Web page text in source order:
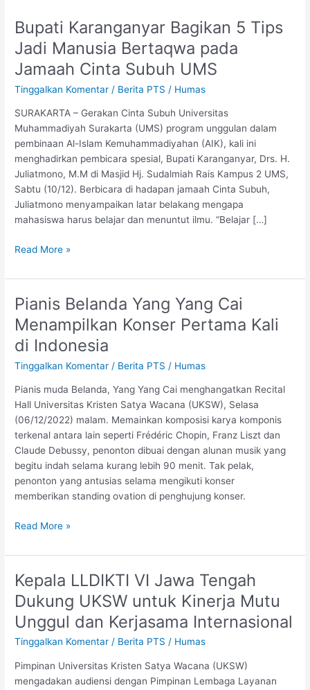
Bupati Karanganyar Bagikan 5 Tips
Jadi Manusia Bertaqwa pada
Jamaah Cinta Subuh UMS
Tinggalkan Komentar / Berita PTS / Humas
SURAKARTA – Gerakan Cinta Subuh Universitas
Muhammadiyah Surakarta (UMS) program unggulan dalam
pembinaan Al-Islam Kemuhammadiyahan (AIK), kali ini
menghadirkan pembicara spesial, Bupati Karanganyar, Drs. H.
Juliatmono, M.M di Masjid Hj. Sudalmiah Rais Kampus 2 UMS,
Sabtu (10/12). Berbicara di hadapan jamaah Cinta Subuh,
Juliatmono menyampaikan latar belakang mengapa
mahasiswa harus belajar dan menuntut ilmu. “Belajar […]
Bupati
Karanganyar
Bagikan
5
Tips
Manusia
Bertaqwa
pada
Jamaah
Cinta
Subuh
UMS
Read More »
Pianis Belanda Yang Yang Cai
Menampilkan Konser Pertama Kali
di Indonesia
Tinggalkan Komentar / Berita PTS / Humas
Pianis muda Belanda, Yang Yang Cai menghangatkan Recital
Hall Universitas Kristen Satya Wacana (UKSW), Selasa
(06/12/2022) malam. Memainkan komposisi karya komponis
terkenal antara lain seperti Frédéric Chopin, Franz Liszt dan
Claude Debussy, penonton dibuai dengan alunan musik yang
begitu indah selama kurang lebih 90 menit. Tak pelak,
penonton yang antusias selama mengikuti konser
memberikan standing ovation di penghujung konser.
Pianis
Belanda
Yang
Yang
Cai
Konser
Pertama
Kali
di
Indonesia
Read More »
Kepala LLDIKTI VI Jawa Tengah
Dukung UKSW untuk Kinerja Mutu
Unggul dan Kerjasama Internasional
Tinggalkan Komentar / Berita PTS / Humas
Pimpinan Universitas Kristen Satya Wacana (UKSW)
mengadakan audiensi dengan Pimpinan Lembaga Layanan
Kepala
LLDIKTI
VI
Jawa
Tengah
UKSW
untuk